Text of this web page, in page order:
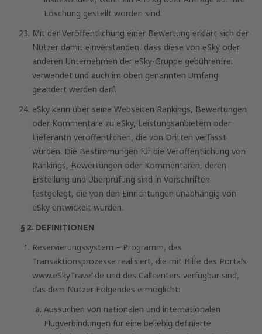
Löschung gestellt worden sind.
Mit der Veröffentlichung einer Bewertung erklärt sich der
Nutzer damit einverstanden, dass diese von eSky oder
anderen Unternehmen der eSky-Gruppe gebührenfrei
verwendet und auch im oben genannten Umfang
geändert werden darf.
eSky kann über seine Webseiten Rankings, Bewertungen
oder Kommentare zu eSky, Leistungsanbietern oder
Lieferantn veröffentlichen, die von Dritten verfasst
wurden. Die Bestimmungen für die Veröffentlichung von
Rankings, Bewertungen oder Kommentaren, deren
Erstellung und Überprüfung sind in Vorschriften
festgelegt, die von den Einrichtungen unabhängig von
eSky entwickelt wurden.
§ 2. DEFINITIONEN
Reservierungssystem – Programm, das
Transaktionsprozesse realisiert, die mit Hilfe des Portals
www.eSkyTravel.de und des Callcenters verfügbar sind,
das dem Nutzer Folgendes ermöglicht:
Aussuchen von nationalen und internationalen
Flugverbindungen für eine beliebig definierte